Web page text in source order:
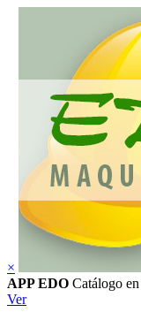
×
APP EDO Catálogo
Ver